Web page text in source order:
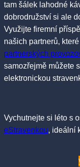
tam šálek lahodné
dobrodružství si ale
Využijte firemní
našich partnerů,
partnerských
samozřejmě můžete
elektronickou
Vychutnejte si léto s
eStravenkou, ideální